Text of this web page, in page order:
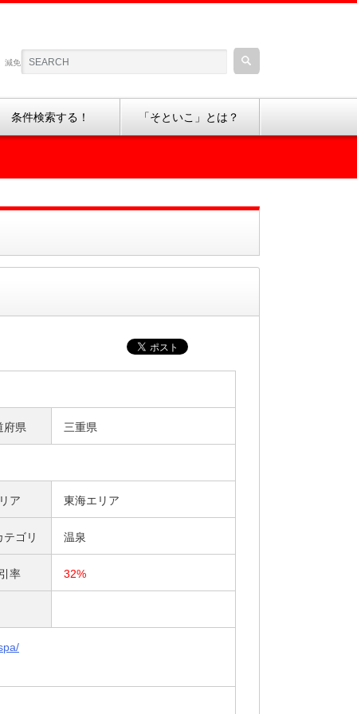
免制度などの情報をご紹介しているサイトです。
条件検索する！ 「そといこ」とは？
府県 三重県
ア 東海エリア
テゴリ 温泉
率 32%